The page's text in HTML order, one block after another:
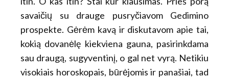
savaičių su drauge pusryčiavom Gedimino
prospekte. Gėrėm kavą ir diskutavom apie tai,
kokią dovanėlę kiekviena gauna, pasirinkdama
sau draugą, sugyventinį, o gal net vyrą. Netikiu
visokiais horoskopais, būrėjomis ir panašiai, tad